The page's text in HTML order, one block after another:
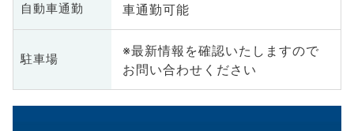
自動車通勤 車通勤可能
駐車場
※最新情報を確認いたしますので
お問い合わせください